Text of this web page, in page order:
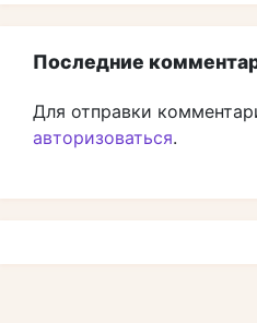
Последние
Для отправки
авторизоваться.